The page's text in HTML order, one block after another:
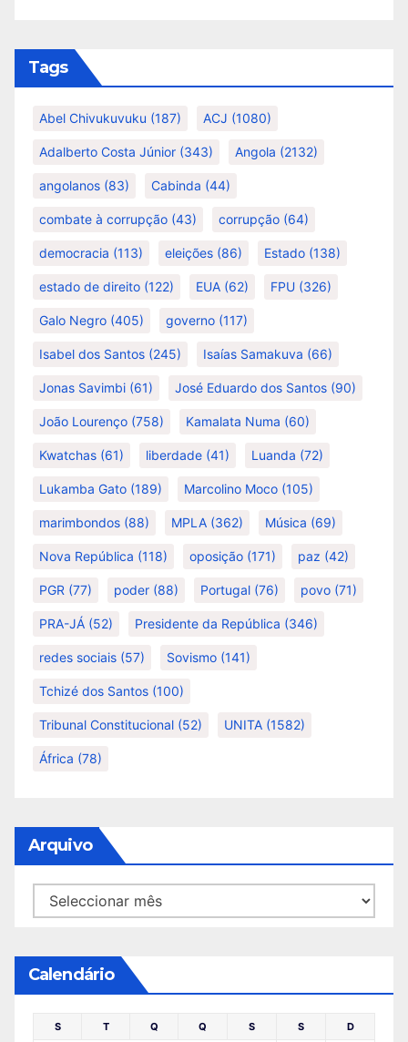
Tags
Abel Chivukuvuku (187) ACJ (1080)
Adalberto Costa Júnior (343) Angola (2132)
angolanos (83) Cabinda (44)
combate à corrupção (43) corrupção (64)
democracia (113) eleições (86) Estado (138)
estado de direito (122) EUA (62) FPU (326)
Galo Negro (405) governo (117)
Isabel dos Santos (245) Isaías Samakuva (66)
Jonas Savimbi (61) José Eduardo dos Santos (90)
João Lourenço (758) Kamalata Numa (60)
Kwatchas (61) liberdade (41) Luanda (72)
Lukamba Gato (189) Marcolino Moco (105)
marimbondos (88) MPLA (362) Música (69)
Nova República (118) oposição (171) paz (42)
PGR (77) poder (88) Portugal (76) povo (71)
PRA-JÁ (52) Presidente da República (346)
redes sociais (57) Sovismo (141)
Tchizé dos Santos (100)
Tribunal Constitucional (52) UNITA (1582)
África (78)
Arquivo
Arquivo
Calendário
S T Q Q S S D